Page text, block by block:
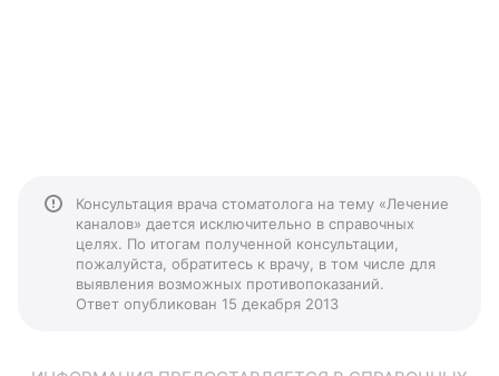
Консультация врача стоматолога на тему «Лечение
каналов» дается исключительно в справочных
целях. По итогам полученной консультации,
пожалуйста, обратитесь к врачу, в том числе для
выявления возможных противопоказаний.
Ответ опубликован 15 декабря 2013